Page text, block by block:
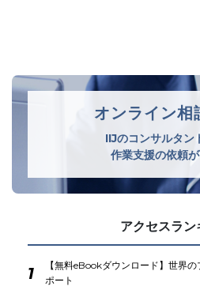
オンライン相
IIJのコンサルタン
作業支援の依頼
アクセスラン
1
【無料eBookダウンロード】世界
ポート